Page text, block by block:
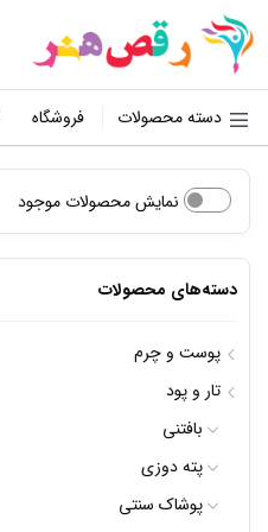
دسته محصولات فروشگاه
نمایش محصولات موجود
دسته‌های محصولات
پوست و چرم
تار و پود
بافتنی
پته دوزی
پوشاک سنتی